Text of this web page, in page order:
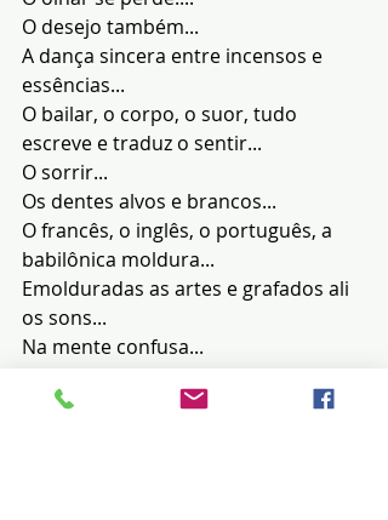
O desejo também...
A dança sincera entre incensos e
essências...
O bailar, o corpo, o suor, tudo
escreve e traduz o sentir...
O sorrir...
Os dentes alvos e brancos...
O francês, o inglês, o português, a
babilônica moldura...
Emolduradas as artes e grafados ali
os sons...
Na mente confusa...
paixões, desejos...